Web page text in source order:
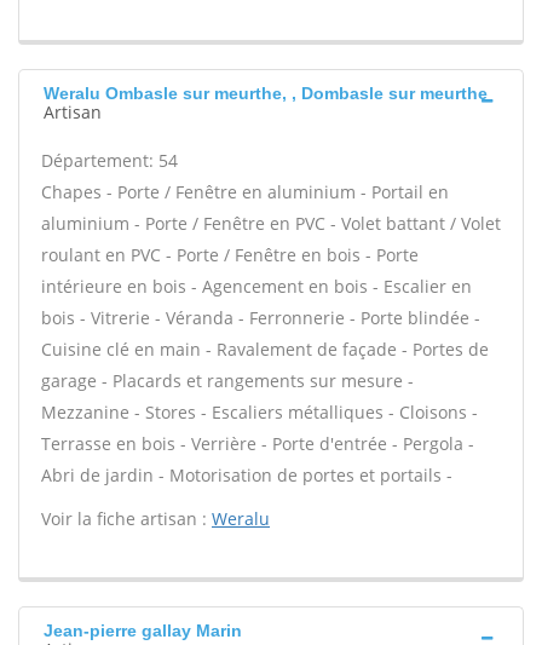
Weralu Ombasle sur meurthe, , Dombasle sur meurthe
Artisan
Département: 54
Chapes - Porte / Fenêtre en aluminium - Portail en
aluminium - Porte / Fenêtre en PVC - Volet battant / Volet
roulant en PVC - Porte / Fenêtre en bois - Porte
intérieure en bois - Agencement en bois - Escalier en
bois - Vitrerie - Véranda - Ferronnerie - Porte blindée -
Cuisine clé en main - Ravalement de façade - Portes de
garage - Placards et rangements sur mesure -
Mezzanine - Stores - Escaliers métalliques - Cloisons -
Terrasse en bois - Verrière - Porte d'entrée - Pergola -
Abri de jardin - Motorisation de portes et portails -
Voir la fiche artisan : Weralu
Jean-pierre gallay Marin